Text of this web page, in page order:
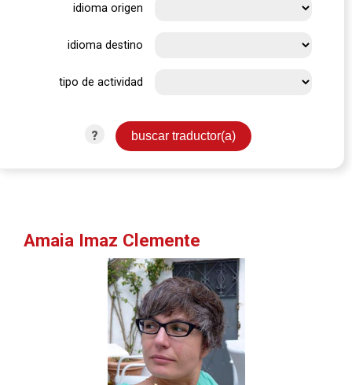
idioma origen
idioma destino
tipo de actividad
?
Amaia Imaz Clemente